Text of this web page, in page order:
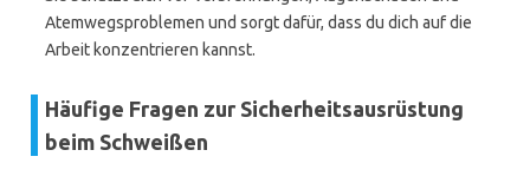
Atemwegsproblemen und sorgt dafür, dass du dich auf die
Arbeit konzentrieren kannst.
Häufige Fragen zur Sicherheitsausrüstung
beim Schweißen